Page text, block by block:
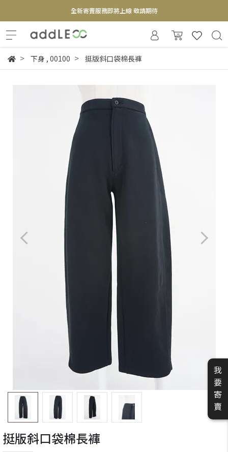
全新寄賣服務即將上線 敬請期待
【實體概念店】6+plaza 2F
下身 , 00100 挺版斜口袋棉長褲
挺版斜口袋棉長褲
我
要
寄
賣